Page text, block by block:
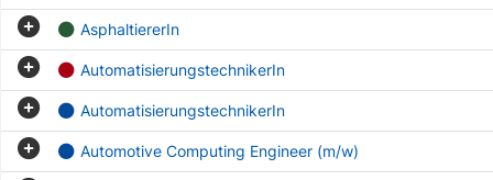
AsphaltiererIn
AutomatisierungstechnikerIn
AutomatisierungstechnikerIn
Automotive Computing Engineer (m/w)